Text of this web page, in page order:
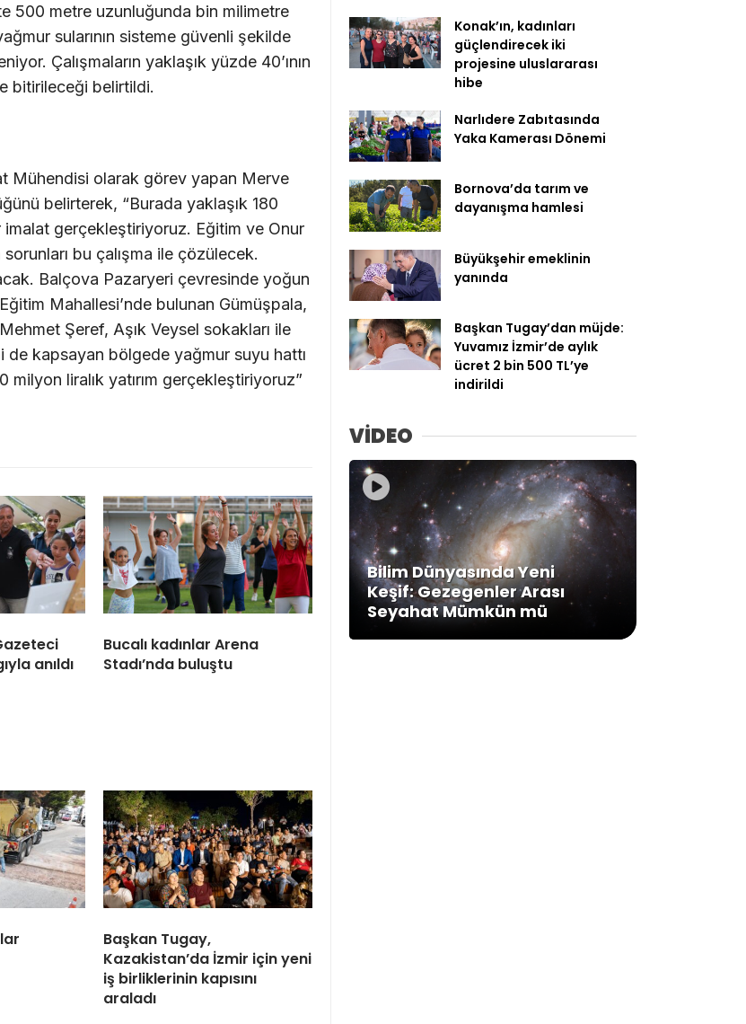
500 metre uzunluğunda bin milimetre
sularının sisteme güvenli şekilde
Çalışmaların yaklaşık yüzde 40’ının
bitirileceği belirtildi.
Mühendisi olarak görev yapan Merve
belirterek, “Burada yaklaşık 180
imalat gerçekleştiriyoruz. Eğitim ve Onur
bu çalışma ile çözülecek.
Balçova Pazaryeri çevresinde yoğun
Mahallesi’nde bulunan Gümüşpala,
Şeref, Aşık Veysel sokakları ile
kapsayan bölgede yağmur suyu hattı
milyon liralık yatırım gerçekleştiriyoruz”
anıldı
Bucalı kadınlar Arena
Stadı’nda buluştu
Başkan Tugay,
Kazakistan’da İzmir için yeni
iş birliklerinin kapısını
araladı
Konak’ın, kadınları
güçlendirecek iki
projesine uluslararası
hibe
Narlıdere Zabıtasında
Yaka Kamerası Dönemi
Bornova’da tarım ve
dayanışma hamlesi
Büyükşehir emeklinin
yanında
Başkan Tugay’dan müjde:
Yuvamız İzmir’de aylık
ücret 2 bin 500 TL’ye
indirildi
VİDEO
Bilim Dünyasında Yeni
Keşif: Gezegenler Arası
Seyahat Mümkün mü